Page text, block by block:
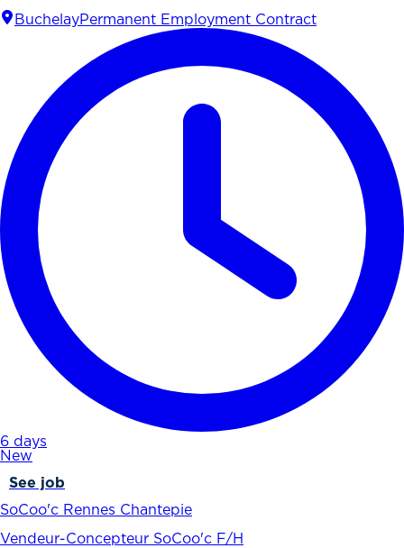
BuchelayPermanent Employment Contract
6 days
New
See job
SoCoo'c Rennes Chantepie
Vendeur-Concepteur SoCoo'c F/H